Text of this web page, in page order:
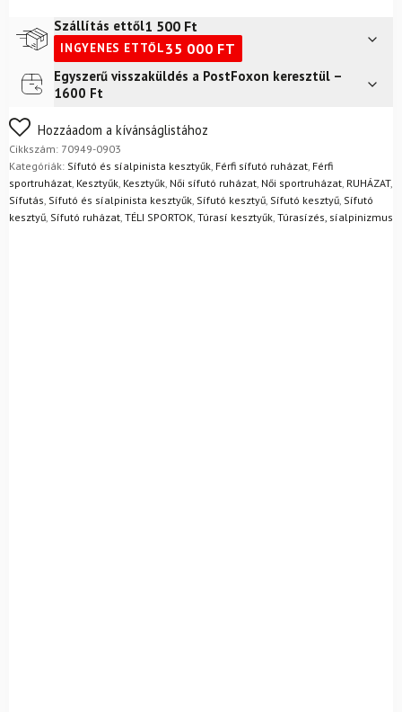
Black
mennyiség
Szállítás ettől1 500 Ft
INGYENES ETTŐL35 000 FT
Futár a címre2 400
FoxPost
Egyszerű visszaküldés a PostFoxon keresztül –
1600 Ft
Nem biztos a választásában? Semmi gond – a terméket
egyszerűen visszaküldheti 14 napon belül, indoklás nélkül.
Mik a visszaküldés feltételei?
Hozzáadom a kívánságlistához
Cikkszám: 70949-0903
Kategóriák: Sífutó és síalpinista kesztyűk Férfi sífutó ruházat Férfi
sportruházat Kesztyűk Kesztyűk Női sífutó ruházat Női sportruházat RUHÁZAT,
Sífutás Sífutó és síalpinista kesztyűk Sífutó kesztyű Sífutó kesztyű Sífutó
kesztyű Sífutó ruházat TÉLI SPORTOK Túrasí kesztyűk Túrasízés, síalpinizmus